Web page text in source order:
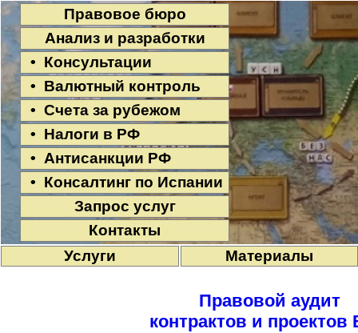
Правовое бюро
Анализ и разработки
• Консультации
• Валютный контроль
• Счета за рубежом
• Налоги в РФ
• Антисанкции РФ
• Консалтинг по Испании
Запрос услуг
Контакты
Услуги
Материалы
Правовой аудит
контрактов и